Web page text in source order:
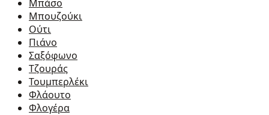
Μπάσο
Μπουζούκι
Ούτι
Πιάνο
Σαξόφωνο
Τζουράς
Τουμπερλέκι
Φλάουτο
Φλογέρα